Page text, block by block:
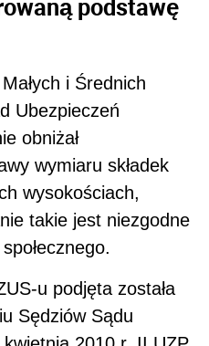
podstawę
i Średnich
Ubezpieczeń
obniżał
wymiaru składek
wysokościach,
takie jest niezgodne
u podjęta została
Sędziów Sądu